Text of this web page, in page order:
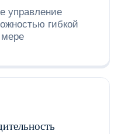
управление
гибкой
мере